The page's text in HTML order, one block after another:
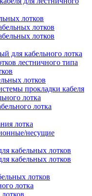
лотков
лотков
лотков
для кабельного лотка
лестничного типа
лотков
прокладки кабеля
лотка
лотка
лотка
несущие
кабельных лотков
кабельных лотков
лотков
лотка